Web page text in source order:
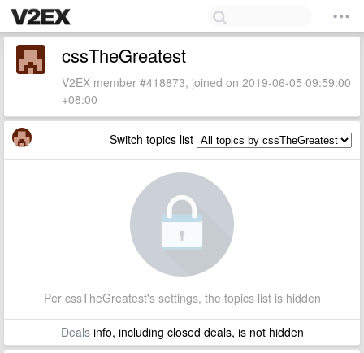
cssTheGreatest
V2EX member #418873, joined on 2019-06-05 09:59:00
+08:00
Switch topics list
Per cssTheGreatest's settings, the topics list is hidden
Dealsinfo, including closed deals, is not hidden